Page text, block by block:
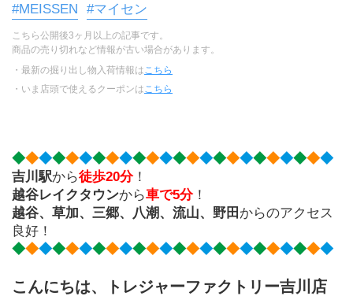
#MEISSEN
#マイセン
こちら公開後3ヶ月以上の記事です。
商品の売り切れなど情報が古い場合があります。
・最新の掘り出し物入荷情報は こちら
・いま店頭で使えるクーポンは こちら
◆◆◆◆◆◆◆◆◆◆◆◆◆◆◆◆◆◆◆◆◆◆◆◆
吉川駅から徒歩20分 ！
越谷レイクタウンから車で5分 ！
越谷、草加、三郷、八潮、流山、野田 からのアクセス
良好！
◆◆◆◆◆◆◆◆◆◆◆◆◆◆◆◆◆◆◆◆◆◆◆◆
こんにちは、トレジャーファクトリー吉川店